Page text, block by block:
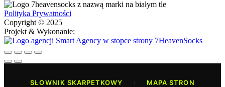
Polityka Prywatności
Copyright © 2025
Projekt & Wykonanie:
SŁOWNIK SKARPETKOWY · MAPA STRON